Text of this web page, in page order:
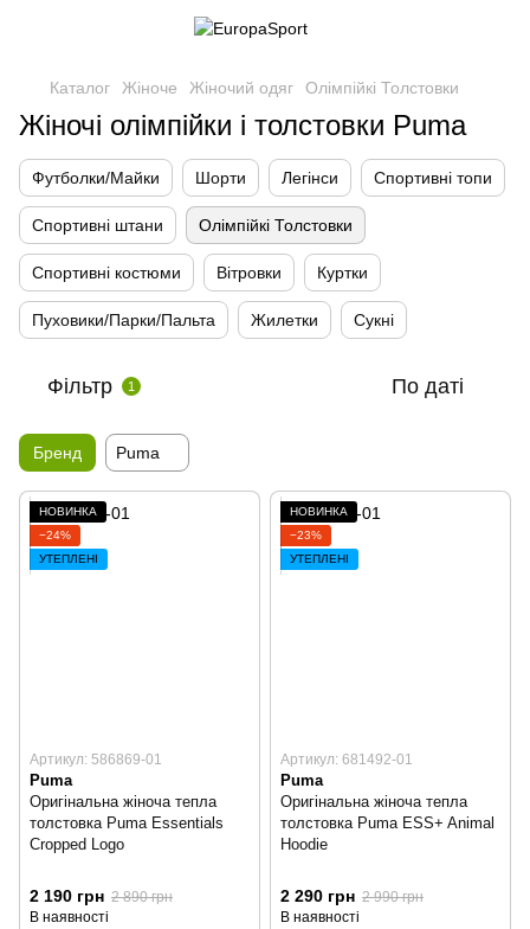
Каталог Жіноче Жіночий одяг Олімпійкі Толстовки
Жіночі олімпійки і толстовки Puma
Футболки/Майки Шорти Легінси Спортивні топи
Спортивні штани Олімпійкі Толстовки
Спортивні костюми Вітровки Куртки
Пуховики/Парки/Пальта Жилетки Сукні
Фільтр 1 По даті
Бренд Puma
НОВИНКА
−24%
УТЕПЛЕНІ
Артикул: 586869-01
Puma
Оригінальна жіноча тепла
толстовка Puma Essentials
Cropped Logo
2 190 грн 2 890 грн
В наявності
НОВИНКА
−23%
УТЕПЛЕНІ
Артикул: 681492-01
Puma
Оригінальна жіноча тепла
толстовка Puma ESS+ Animal
Hoodie
2 290 грн 2 990 грн
В наявності